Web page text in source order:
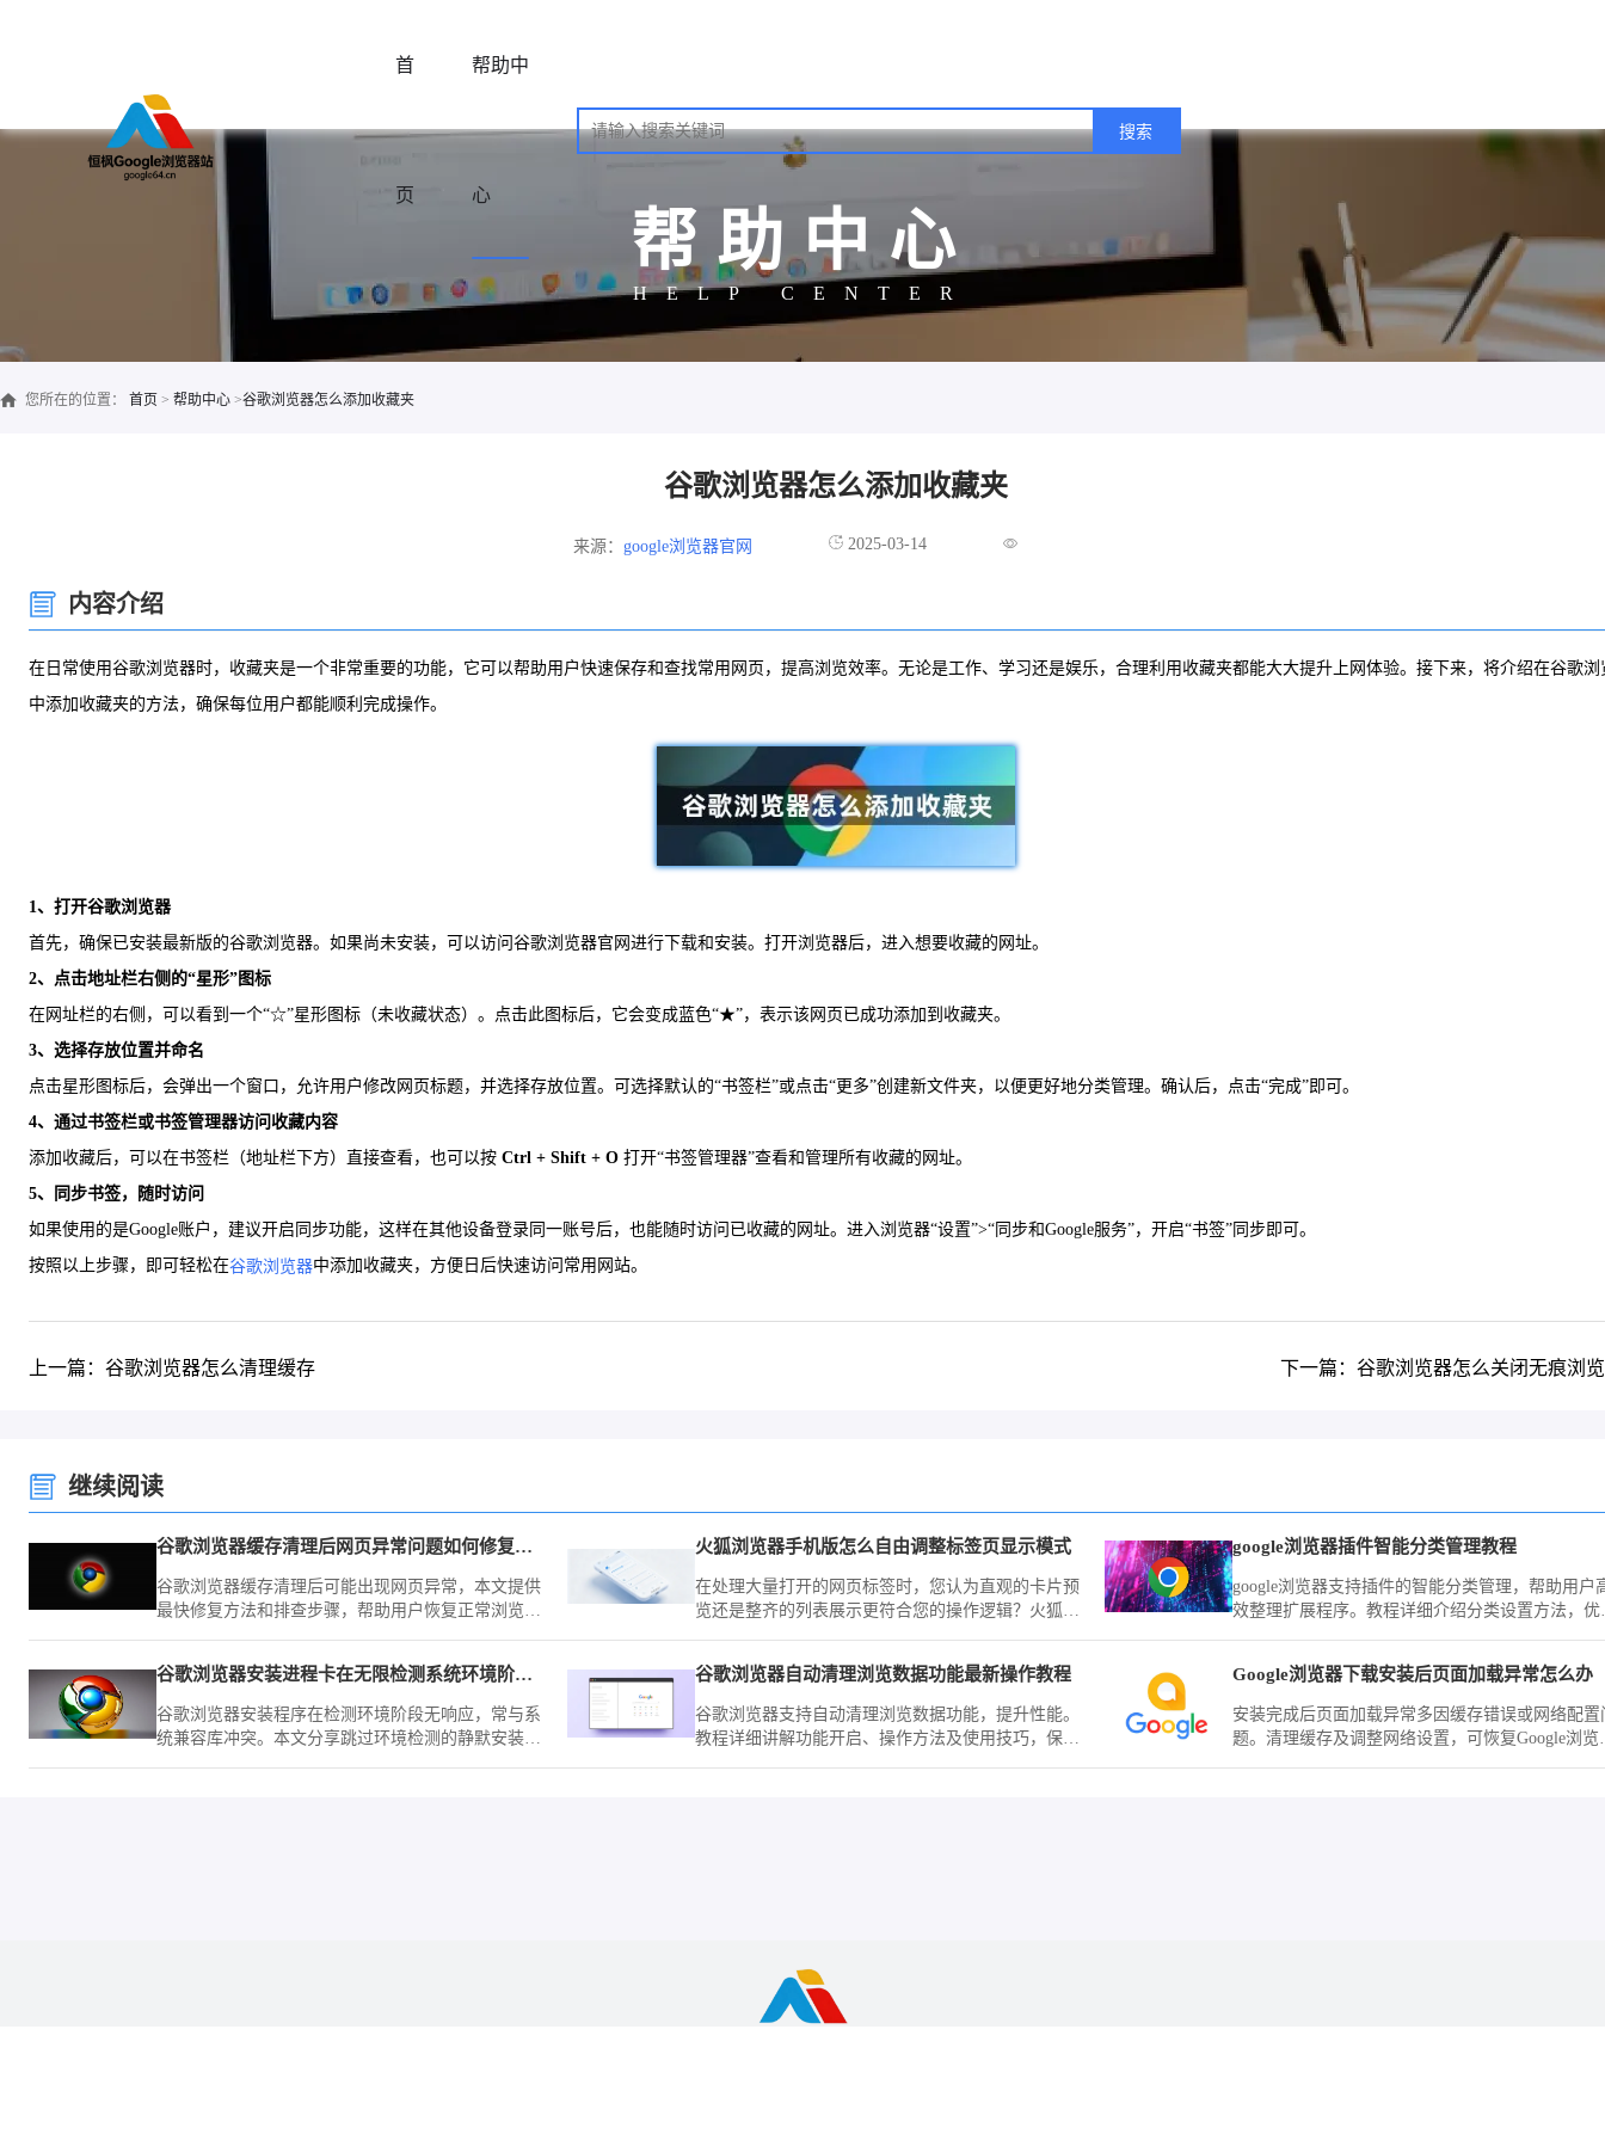
首
页
帮助中
心
帮助中心
HELP CENTER
您所在的位置： 首页 > 帮助中心 >谷歌浏览器怎么添加收藏夹
谷歌浏览器怎么添加收藏夹
来源： google浏览器官网 2025-03-14
内容介绍
在日常使用谷歌浏览器时，收藏夹是一个非常重要的功能，它可以帮助用户快速保存和查找常用网页，提高浏览效率。无论是工作、学习还是娱乐，合理利用收藏夹都能大大提升上网体验。接下来，将介绍在谷歌浏
中添加收藏夹的方法，确保每位用户都能顺利完成操作。
1、打开谷歌浏览器
首先，确保已安装最新版的谷歌浏览器。如果尚未安装，可以访问谷歌浏览器官网进行下载和安装。打开浏览器后，进入想要收藏的网址。
2、点击地址栏右侧的“星形”图标
在网址栏的右侧，可以看到一个“☆”星形图标（未收藏状态）。点击此图标后，它会变成蓝色“★”，表示该网页已成功添加到收藏夹。
3、选择存放位置并命名
点击星形图标后，会弹出一个窗口，允许用户修改网页标题，并选择存放位置。可选择默认的“书签栏”或点击“更多”创建新文件夹，以便更好地分类管理。确认后，点击“完成”即可。
4、通过书签栏或书签管理器访问收藏内容
添加收藏后，可以在书签栏（地址栏下方）直接查看，也可以按 Ctrl + Shift + O 打开“书签管理器”查看和管理所有收藏的网址。
5、同步书签，随时访问
如果使用的是Google账户，建议开启同步功能，这样在其他设备登录同一账号后，也能随时访问已收藏的网址。进入浏览器“设置”>“同步和Google服务”，开启“书签”同步即可。
按照以上步骤，即可轻松在谷歌浏览器中添加收藏夹，方便日后快速访问常用网站。
上一篇：谷歌浏览器怎么清理缓存 下一篇：谷歌浏览器怎么关闭无痕浏
继续阅读
谷歌浏览器缓存清理后网页异常问题如何修复最快
谷歌浏览器缓存清理后可能出现网页异常，本文提供
最快修复方法和排查步骤，帮助用户恢复正常浏览体
火狐浏览器手机版怎么自由调整标签页显示模式
在处理大量打开的网页标签时，您认为直观的卡片预
览还是整齐的列表展示更符合您的操作逻辑？火狐浏
google浏览器插件智能分类管理教程
google浏览器支持插件的智能分类管理，帮助用户
效整理扩展程序。教程详细介绍分类设置方法，优
谷歌浏览器安装进程卡在无限检测系统环境阶段如何跳过
谷歌浏览器安装程序在检测环境阶段无响应，常与系
统兼容库冲突。本文分享跳过环境检测的静默安装技
谷歌浏览器自动清理浏览数据功能最新操作教程
谷歌浏览器支持自动清理浏览数据功能，提升性能。
教程详细讲解功能开启、操作方法及使用技巧，保障
Google浏览器下载安装后页面加载异常怎么办
安装完成后页面加载异常多因缓存错误或网络配置
题。清理缓存及调整网络设置，可恢复Google浏览